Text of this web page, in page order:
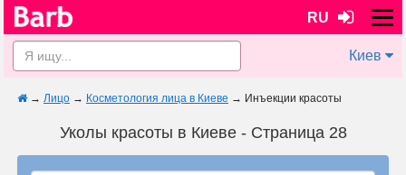
RU
Киев
→ Лицо → Косметология лица в Киеве → Инъекции красоты
Уколы красоты в Киеве - Страница 28